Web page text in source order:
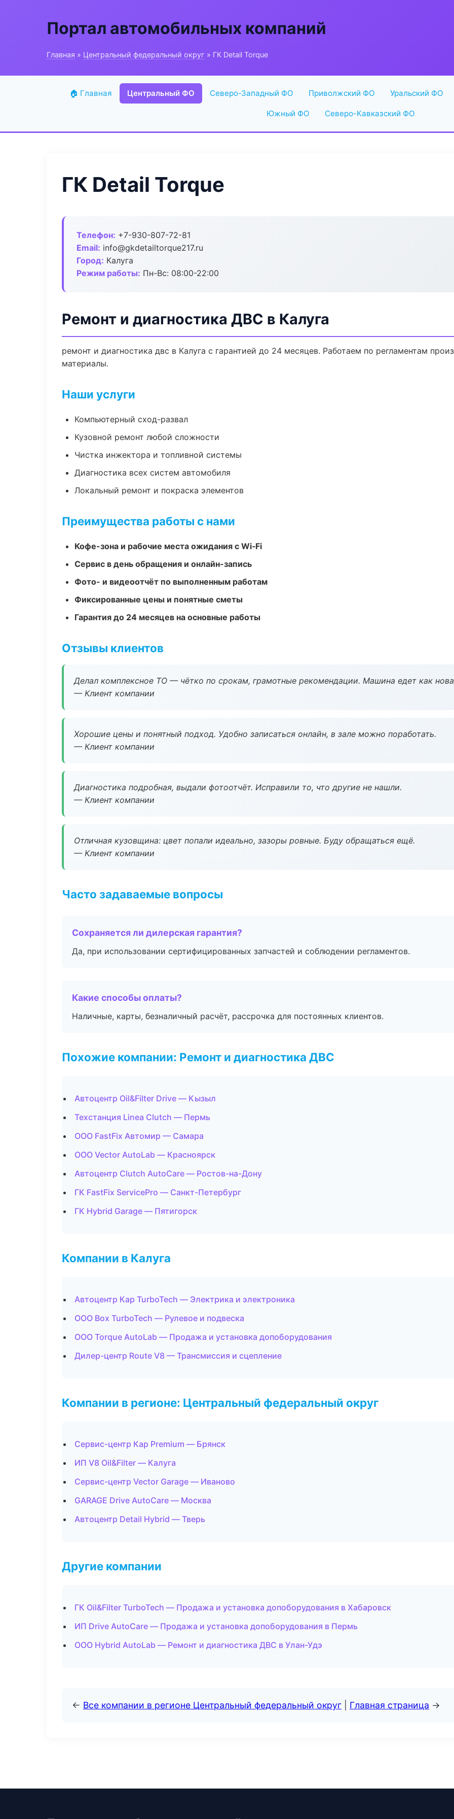
Портал автомобильных компаний
Главная » Центральный федеральный округ » ГК Detail Torque
🏠 Главная Центральный ФО Северо-Западный ФО Приволжский ФО Уральский ФО
Южный ФО Северо-Кавказский ФО
ГК Detail Torque
Телефон: +7-930-807-72-81
Email: info@gkdetailtorque217.ru
Город: Калуга
Режим работы: Пн-Вс: 08:00-22:00
Ремонт и диагностика ДВС в Калуга
ремонт и диагностика двс в Калуга с гарантией до 24 месяцев. Работаем по регламентам
материалы.
Наши услуги
Компьютерный сход-развал
Кузовной ремонт любой сложности
Чистка инжектора и топливной системы
Диагностика всех систем автомобиля
Локальный ремонт и покраска элементов
Преимущества работы с нами
Кофе-зона и рабочие места ожидания с Wi‑Fi
Сервис в день обращения и онлайн-запись
Фото- и видеоотчёт по выполненным работам
Фиксированные цены и понятные сметы
Гарантия до 24 месяцев на основные работы
Отзывы клиентов
Делал комплексное ТО — чётко по срокам, грамотные рекомендации. Машина едет как
— Клиент компании
Хорошие цены и понятный подход. Удобно записаться онлайн, в зале можно поработать.
— Клиент компании
Диагностика подробная, выдали фотоотчёт. Исправили то, что другие не нашли.
— Клиент компании
Отличная кузовщина: цвет попали идеально, зазоры ровные. Буду обращаться ещё.
— Клиент компании
Часто задаваемые вопросы
Сохраняется ли дилерская гарантия?
Да, при использовании сертифицированных запчастей и соблюдении регламентов.
Какие способы оплаты?
Наличные, карты, безналичный расчёт, рассрочка для постоянных клиентов.
Похожие компании: Ремонт и диагностика ДВС
Автоцентр Oil&Filter Drive — Кызыл
Техстанция Linea Clutch — Пермь
ООО FastFix Автомир — Самара
ООО Vector AutoLab — Красноярск
Автоцентр Clutch AutoCare — Ростов-на-Дону
ГК FastFix ServicePro — Санкт-Петербург
ГК Hybrid Garage — Пятигорск
Компании в Калуга
Автоцентр Кар TurboTech — Электрика и электроника
ООО Box TurboTech — Рулевое и подвеска
ООО Torque AutoLab — Продажа и установка допоборудования
Дилер-центр Route V8 — Трансмиссия и сцепление
Компании в регионе: Центральный федеральный округ
Сервис-центр Кар Premium — Брянск
ИП V8 Oil&Filter — Калуга
Сервис-центр Vector Garage — Иваново
GARAGE Drive AutoCare — Москва
Автоцентр Detail Hybrid — Тверь
Другие компании
ГК Oil&Filter TurboTech — Продажа и установка допоборудования в Хабаровск
ИП Drive AutoCare — Продажа и установка допоборудования в Пермь
ООО Hybrid AutoLab — Ремонт и диагностика ДВС в Улан-Удэ
← Все компании в регионе Центральный федеральный округ Главная страница →